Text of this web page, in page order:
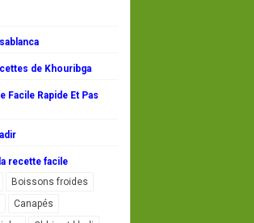
de Khouribga
Facile Rapide Et Pas
recette facile
Boissons froides
Canapés